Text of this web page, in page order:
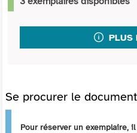
PLUS
Se procurer le document
Pour réserver un exemplaire,